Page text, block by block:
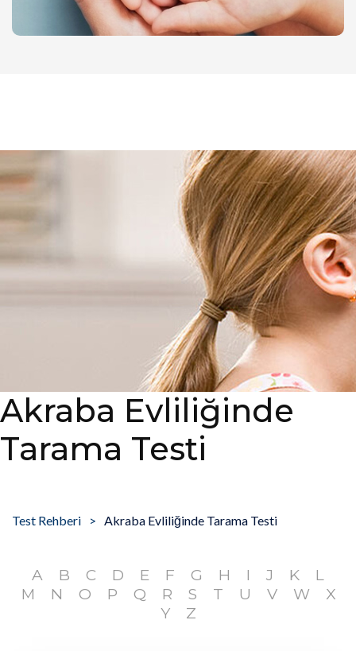
Akraba Evliliğinde
Tarama Testi
Test Rehberi Akraba Evliliğinde Tarama Testi
A B C D E F G H I J K
L
M
N O P Q R S T U V W
X
Y
Z